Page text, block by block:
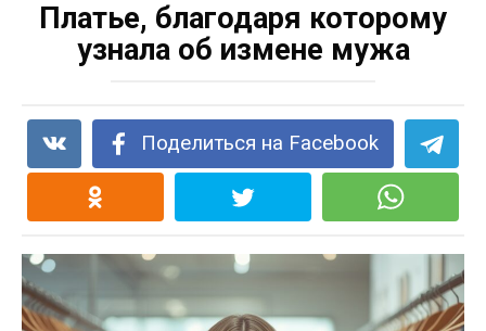
Платье, благодаря которому
узнала об измене мужа
Поделиться на Facebook